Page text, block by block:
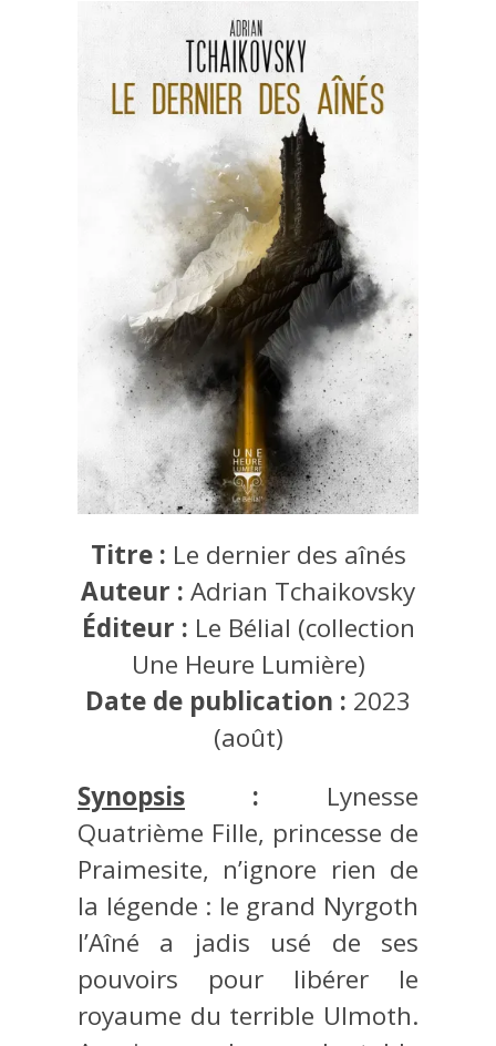
Titre : Le dernier des aînés
Auteur : Adrian Tchaikovsky
Éditeur : Le Bélial (collection
Une Heure Lumière)
Date de publication : 2023
(août)
Synopsis : Lynesse
Quatrième Fille, princesse de
Praimesite, n’ignore rien de
la légende : le grand Nyrgoth
l’Aîné a jadis usé de ses
pouvoirs pour libérer le
royaume du terrible Ulmoth.